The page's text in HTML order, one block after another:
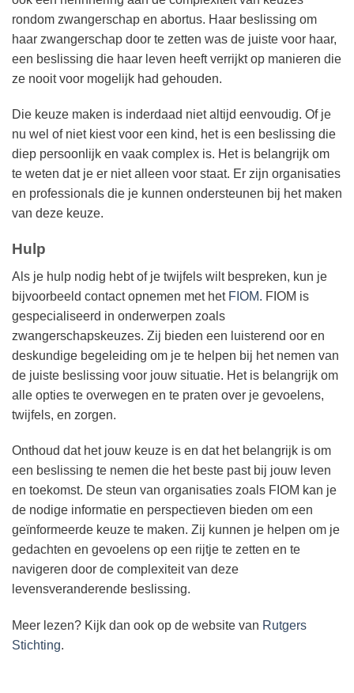
rondom zwangerschap en abortus. Haar beslissing om
haar zwangerschap door te zetten was de juiste voor haar,
een beslissing die haar leven heeft verrijkt op manieren die
ze nooit voor mogelijk had gehouden.
Die keuze maken is inderdaad niet altijd eenvoudig. Of je
nu wel of niet kiest voor een kind, het is een beslissing die
diep persoonlijk en vaak complex is. Het is belangrijk om
te weten dat je er niet alleen voor staat. Er zijn organisaties
en professionals die je kunnen ondersteunen bij het maken
van deze keuze.
Hulp
Als je hulp nodig hebt of je twijfels wilt bespreken, kun je
bijvoorbeeld contact opnemen met het FIOM. FIOM is
gespecialiseerd in onderwerpen zoals
zwangerschapskeuzes. Zij bieden een luisterend oor en
deskundige begeleiding om je te helpen bij het nemen van
de juiste beslissing voor jouw situatie. Het is belangrijk om
alle opties te overwegen en te praten over je gevoelens,
twijfels, en zorgen.
Onthoud dat het jouw keuze is en dat het belangrijk is om
een beslissing te nemen die het beste past bij jouw leven
en toekomst. De steun van organisaties zoals FIOM kan je
de nodige informatie en perspectieven bieden om een
geïnformeerde keuze te maken. Zij kunnen je helpen om je
gedachten en gevoelens op een rijtje te zetten en te
navigeren door de complexiteit van deze
levensveranderende beslissing.
Meer lezen? Kijk dan ook op de website van Rutgers
Stichting.